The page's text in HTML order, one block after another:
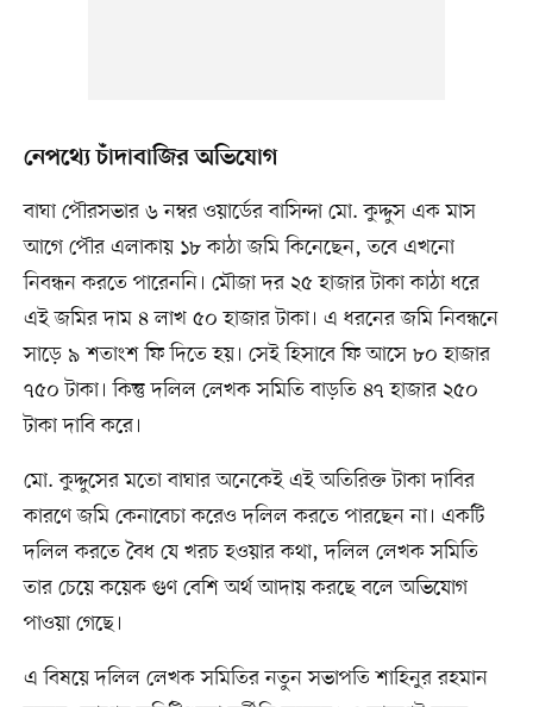
নেপথ্যে চাঁদাবাজির অভিযোগ
বাঘা পৌরসভার ৬ নম্বর ওয়ার্ডের বাসিন্দা মো. কুদ্দুস এক মাস
আগে পৌর এলাকায় ১৮ কাঠা জমি কিনেছেন, তবে এখনো
নিবন্ধন করতে পারেননি। মৌজা দর ২৫ হাজার টাকা কাঠা ধরে
এই জমির দাম ৪ লাখ ৫০ হাজার টাকা। এ ধরনের জমি নিবন্ধনে
সাড়ে ৯ শতাংশ ফি দিতে হয়। সেই হিসাবে ফি আসে ৮০ হাজার
৭৫০ টাকা। কিন্তু দলিল লেখক সমিতি বাড়তি ৪৭ হাজার ২৫০
টাকা দাবি করে।
মো. কুদ্দুসের মতো বাঘার অনেকেই এই অতিরিক্ত টাকা দাবির
কারণে জমি কেনাবেচা করেও দলিল করতে পারছেন না। একটি
দলিল করতে বৈধ যে খরচ হওয়ার কথা, দলিল লেখক সমিতি
তার চেয়ে কয়েক গুণ বেশি অর্থ আদায় করছে বলে অভিযোগ
পাওয়া গেছে।
এ বিষয়ে দলিল লেখক সমিতির নতুন সভাপতি শাহিনুর রহমান